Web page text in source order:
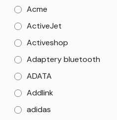
Acme
ActiveJet
Activeshop
Adaptery bluetooth
ADATA
Addlink
adidas